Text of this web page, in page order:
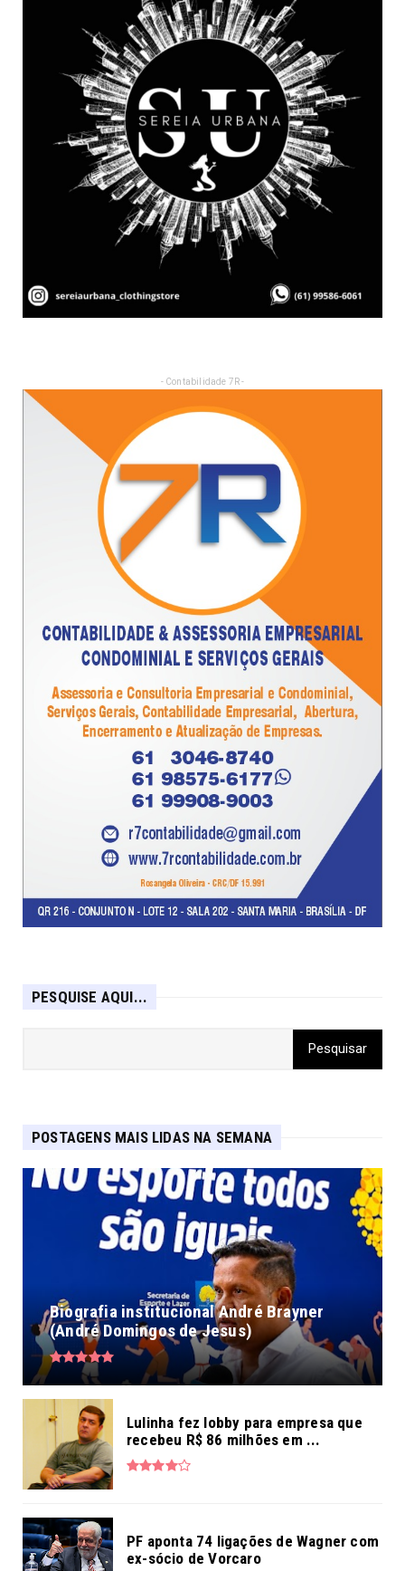
- Contabilidade 7R -
PESQUISE AQUI...
POSTAGENS MAIS LIDAS NA SEMANA
Biografia institucional André Brayner
(André Domingos de Jesus)
Lulinha fez lobby para empresa que
recebeu R$ 86 milhões em ...
PF aponta 74 ligações de Wagner com
ex-sócio de Vorcaro